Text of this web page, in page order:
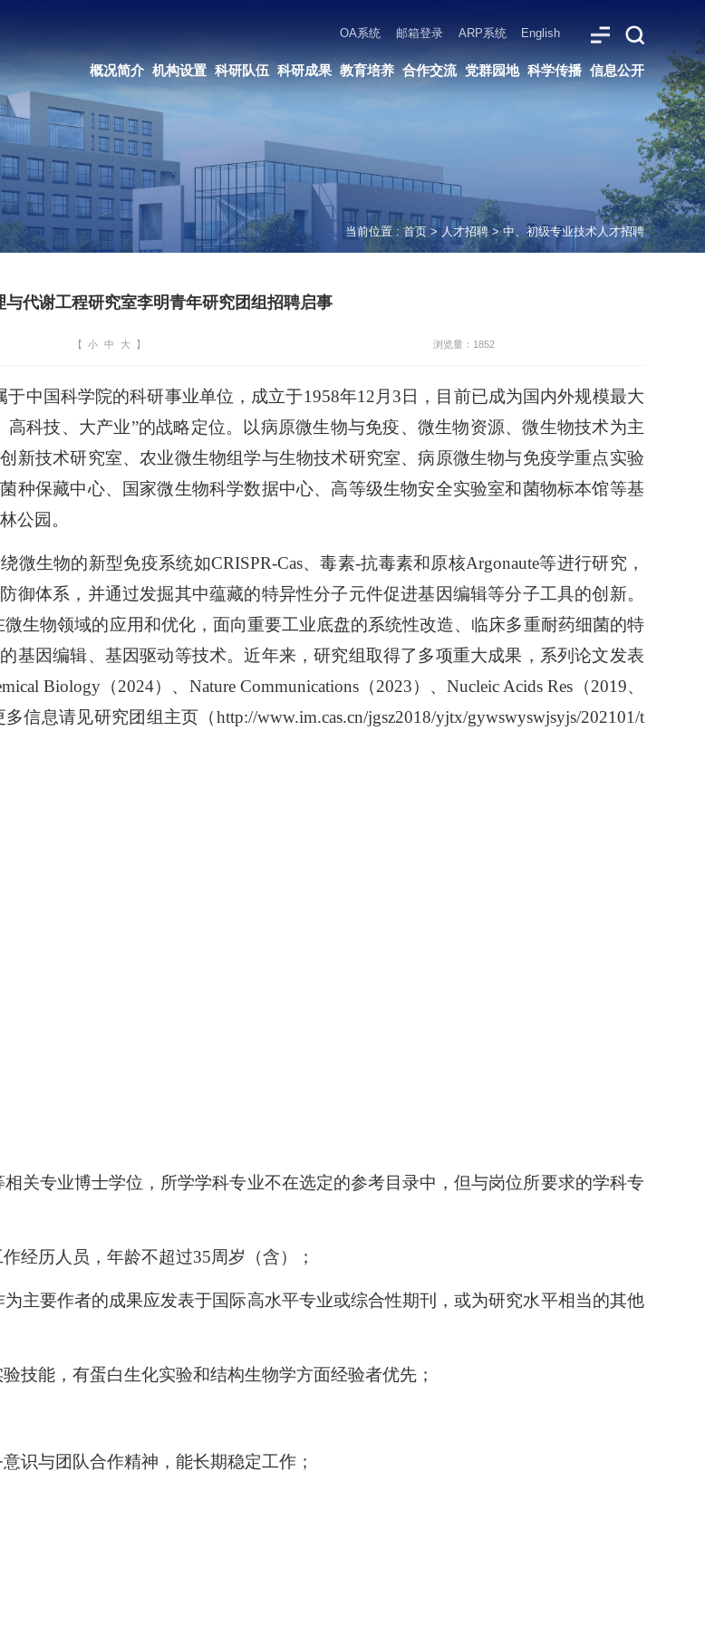
English
当前位置 :首页> 人才招聘>中、初级专业技术人才招聘
代谢工程研究室李明青年研究团组招聘启事
【 小 中 大 】 浏览量：1852
于中国科学院的科研事业单位，成立于1958年12月3日，目前已成为国内外规模最大
科技、大产业”的战略定位。以病原微生物与免疫、微生物资源、微生物技术为主
新技术研究室、农业微生物组学与生物技术研究室、病原微生物与免疫学重点实验
种保藏中心、国家微生物科学数据中心、高等级生物安全实验室和菌物标本馆等基
公园。
生物的新型免疫系统如CRISPR-Cas、毒素-抗毒素和原核Argonaute等进行研究，
体系，并通过发掘其中蕴藏的特异性分子元件促进基因编辑等分子工具的创新。
生物领域的应用和优化，面向重要工业底盘的系统性改造、临床多重耐药细菌的特
基因编辑、基因驱动等技术。近年来，研究组取得了多项重大成果，系列论文发表
Biology（2024）、Nature Communications（2023）、Nucleic Acids Res（2019、
信息请见研究团组主页（http://www.im.cas.cn/jgsz2018/yjtx/gywswyswjsyjs/202101/t
关专业博士学位，所学学科专业不在选定的参考目录中，但与岗位所要求的学科专
经历人员，年龄不超过35周岁（含）；
主要作者的成果应发表于国际高水平专业或综合性期刊，或为研究水平相当的其他
技能，有蛋白生化实验和结构生物学方面经验者优先；
识与团队合作精神，能长期稳定工作；